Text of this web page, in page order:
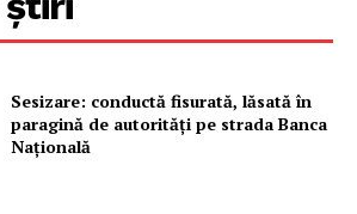
Sesizare: conductă fisurată, lăsată în
paragină de autorități pe strada Banca
Națională